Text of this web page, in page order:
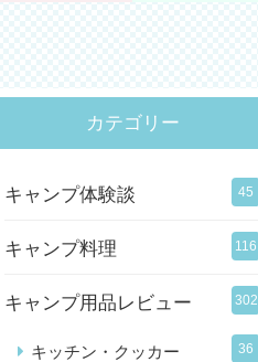
カテゴリー
キャンプ体験談 45
キャンプ料理 116
キャンプ用品レビュー 302
キッチン・クッカー 36